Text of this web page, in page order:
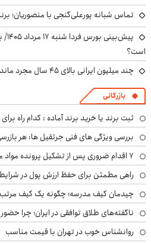
تماس شبانه پورعلی‌گنجی با منصوریان؛
است؟
چند میلیون ایرانی بالای ۴۵ سال مجرد ماندند؛ پشت‌پرده چیست؟
بازرگانی
ثبت برند یا خرید برند آماده : کدام راه
بررسی ویژگی های فنی جرثقیل ها: هر
۷ اقدام ضروری پس از تشکیل پرونده مواد مخدر؛ راهنمای خانواده‌ها
راهی مطمئن برای حفظ ارزش پول در
چیدمان کیف مدرسه؛ چگونه یک کیف
ناگفته‌های طلاق توافقی در ایران؛ چرا
روانشناس خوب در تهران با قیمت مناسب